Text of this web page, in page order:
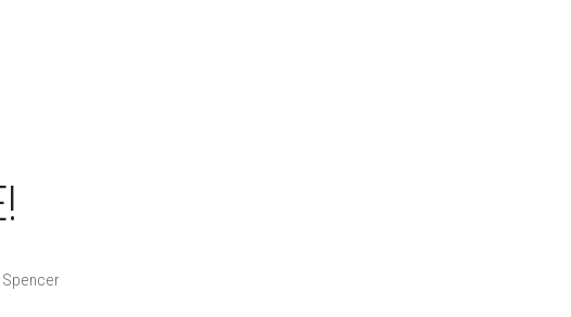
Spencer